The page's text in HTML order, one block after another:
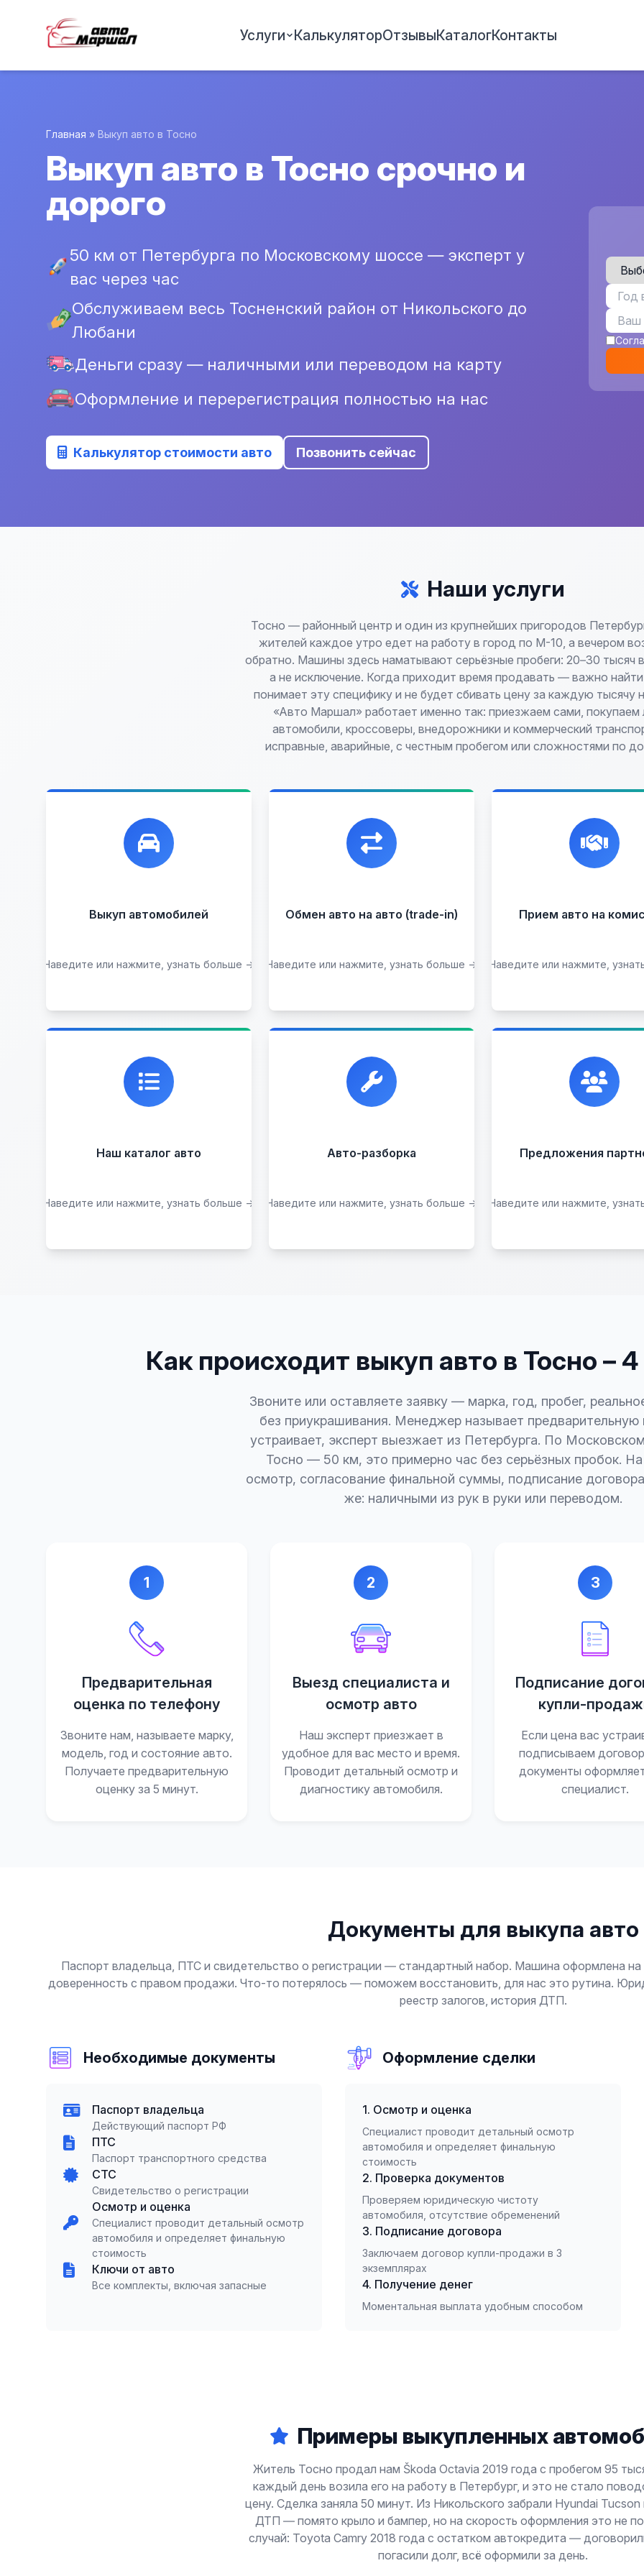
Услуги КалькуляторОтзывыКаталогКонтакты
Главная » Выкуп авто в Тосно
Выкуп авто в Тосно срочно и
дорого
50 км от Петербурга по Московскому шоссе — эксперт у
вас через час
Обслуживаем весь Тосненский район от Никольского до
Любани
Деньги сразу — наличными или переводом на карту
Оформление и перерегистрация полностью на нас
Калькулятор стоимости авто Позвонить сейчас
Наши услуги
Тосно — районный центр и один из крупнейших пригородов
жителей каждое утро едет на работу в город по М-10, а вечером
обратно. Машины здесь наматывают серьёзные пробеги: 20–30 тысяч
а не исключение. Когда приходит время продавать — важно найти
понимает эту специфику и не будет сбивать цену за каждую тысячу
«Авто Маршал» работает именно так: приезжаем сами, покупаем
автомобили, кроссоверы, внедорожники и коммерческий
исправные, аварийные, с честным пробегом или сложностями по
Выкуп автомобилей
Наведите или нажмите, узнать больше →
Лучшие предложения по
выкупу автомобилей, любых:
Целые с
Проблемные
Узнать стоимость
Обмен авто на авто (trade-in)
Наведите или нажмите, узнать больше →
Уникальная возможность
обменять ваш автомобиль с
доплатой, подобрав вам
подходящий вариант.
Подобрать авто
Прием авто на
Наведите или нажмите,
Честная и
профессиональная
экспертиза, реклама,
переговоры с
Прием на
Наш каталог авто
Наведите или нажмите, узнать больше →
Каталог проверенных
автомобилей в отличном
состоянии, где вы можете
найти подробную
Посмотреть каталог
Авто-разборка
Наведите или нажмите, узнать больше →
Прием автомобилей для
разборки на запчасти в
любом состоянии.
Сдать на разборку
Предложения
Наведите или нажмите,
Сотрудничаем с
организациями. Если у
есть интересные
всегда открыты к
Стать партнером
Как происходит выкуп авто в Тосно –
Звоните или оставляете заявку — марка, год, пробег,
без приукрашивания. Менеджер называет предварительную
устраивает, эксперт выезжает из Петербурга. По
Тосно — 50 км, это примерно час без серьёзных пробок.
осмотр, согласование финальной суммы, подписание
же: наличными из рук в руки или переводом.
1
Предварительная
оценка по телефону
Звоните нам, называете марку,
модель, год и состояние авто.
Получаете предварительную
оценку за 5 минут.
2
Выезд специалиста и
осмотр авто
Наш эксперт приезжает в
удобное для вас место и время.
Проводит детальный осмотр и
диагностику автомобиля.
3
Подписание
купли-
Если цена вас
подписываем
документы
специалист.
Документы для выкупа авто
Паспорт владельца, ПТС и свидетельство о регистрации — стандартный набор. Машина оформлена
доверенность с правом продажи. Что-то потерялось — поможем восстановить, для нас это рутина.
реестр залогов, история ДТП.
Необходимые документы
Паспорт владельца
Действующий паспорт РФ
ПТС
Паспорт транспортного средства
СТС
Свидетельство о регистрации
Осмотр и оценка
Специалист проводит детальный осмотр
автомобиля и определяет финальную
стоимость
Ключи от авто
Все комплекты, включая запасные
Оформление сделки
1. Осмотр и оценка
Специалист проводит детальный осмотр
автомобиля и определяет финальную
стоимость
2. Проверка документов
Проверяем юридическую чистоту
автомобиля, отсутствие обременений
3. Подписание договора
Заключаем договор купли-продажи в 3
экземплярах
4. Получение денег
Моментальная выплата удобным способом
Примеры выкупленных
Житель Тосно продал нам Škoda Octavia 2019 года с пробегом 95
каждый день возила его на работу в Петербург, и это не стало
цену. Сделка заняла 50 минут. Из Никольского забрали Hyundai Tucson
ДТП — помято крыло и бампер, но на скорость оформления это не
случай: Toyota Camry 2018 года с остатком автокредита —
погасили долг, всё оформили за день.